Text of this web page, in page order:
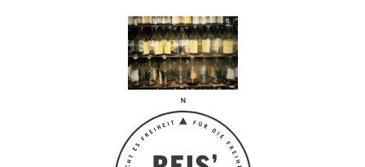
Reis' aus –
Reiseblog